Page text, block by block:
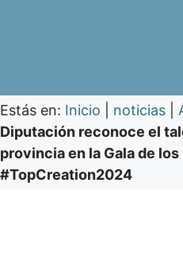
Estás en: Inicio noticias
Diputación reconoce el
provincia en la Gala de
#TopCreation2024